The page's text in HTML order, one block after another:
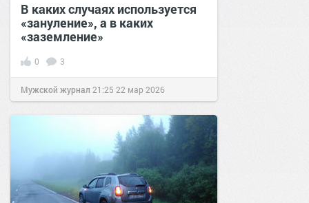
В каких случаях используется
«зануление», а в каких
«заземление»
0 3
Мужской журнал 21:25 22 мар 2026